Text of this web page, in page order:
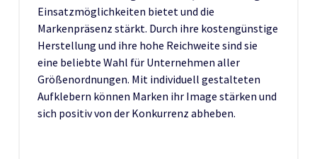
Einsatzmöglichkeiten bietet und die
Markenpräsenz stärkt. Durch ihre kostengünstige
Herstellung und ihre hohe Reichweite sind sie
eine beliebte Wahl für Unternehmen aller
Größenordnungen. Mit individuell gestalteten
Aufklebern können Marken ihr Image stärken und
sich positiv von der Konkurrenz abheben.